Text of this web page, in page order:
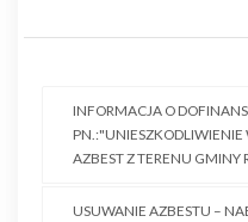
INFORMACJA O
AZBEST Z TERENU GMINY
USUWANIE AZBESTU –